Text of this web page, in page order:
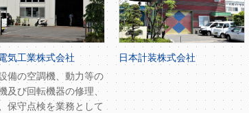
気工業株式会社
備の空調機、動力等の
及び回転機器の修理、
保守点検を業務として
日本計装株式会社